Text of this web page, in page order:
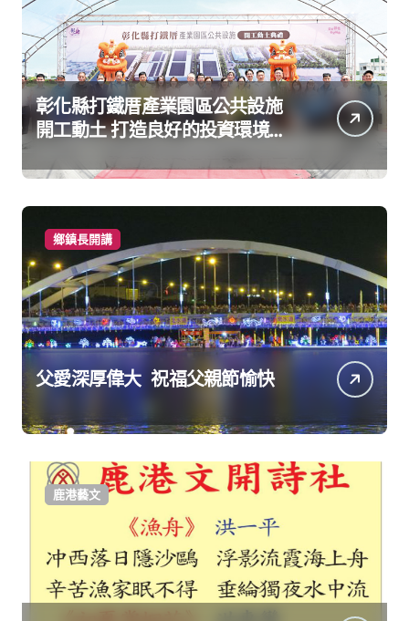
彰化縣打鐵厝產業園區公共設施
開工動土 打造良好的投資環境讓
鄉鎮長開講
父愛深厚偉大 祝福父親節愉快
鹿港藝文